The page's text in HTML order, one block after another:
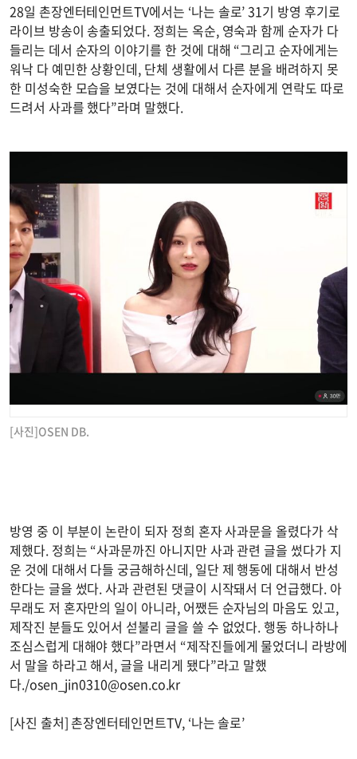
28일 촌장엔터테인먼트TV에서는 ‘나는 솔로’ 31기 방영 후기로
라이브 방송이 송출되었다. 정희는 옥순, 영숙과 함께 순자가 다
들리는 데서 순자의 이야기를 한 것에 대해 “그리고 순자에게는
워낙 다 예민한 상황인데, 단체 생활에서 다른 분을 배려하지 못
한 미성숙한 모습을 보였다는 것에 대해서 순자에게 연락도 따로
드려서 사과를 했다”라며 말했다.
[사진]OSEN DB.
방영 중 이 부분이 논란이 되자 정희 혼자 사과문을 올렸다가 삭
제했다. 정희는 “사과문까진 아니지만 사과 관련 글을 썼다가 지
운 것에 대해서 다들 궁금해하신데, 일단 제 행동에 대해서 반성
한다는 글을 썼다. 사과 관련된 댓글이 시작돼서 더 언급했다. 아
무래도 저 혼자만의 일이 아니라, 어쨌든 순자님의 마음도 있고,
제작진 분들도 있어서 섣불리 글을 쓸 수 없었다. 행동 하나하나
조심스럽게 대해야 했다”라면서 “제작진들에게 물었더니 라방에
서 말을 하라고 해서, 글을 내리게 됐다”라고 말했
다./osen_jin0310@osen.co.kr
[사진 출처] 촌장엔터테인먼트TV, ‘나는 솔로’